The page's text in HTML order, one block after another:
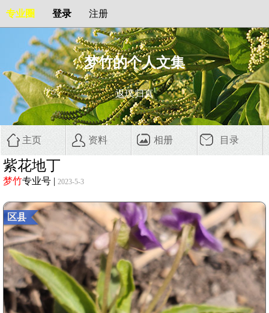
专业圈 登录 注册
梦竹的个人文集
返璞归真
主页 资料 相册 目录
紫花地丁
梦竹专业号 | 2023-5-3